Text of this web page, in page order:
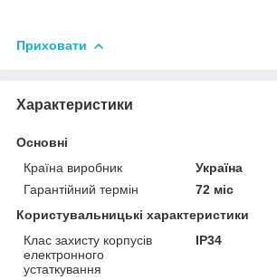
Приховати
Характеристики
Основні
Країна виробник
Україна
Гарантійний термін
72 міс
Користувальницькі характеристики
Клас захисту корпусів
електронного
устаткування
IP34